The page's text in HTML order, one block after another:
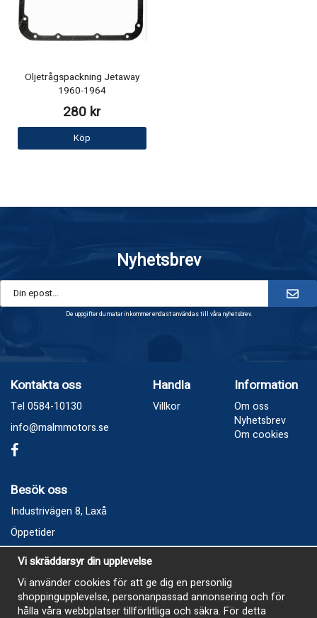
Oljetrågspackning Jetaway
1960-1964
280 kr
Köp
Nyhetsbrev
De uppgifter du matar in kommer endast användas till våra nyhetsbrev.
Kontakta oss
Tel 0584-10130
info@malmmotors.se
Handla
Villkor
Information
Om oss
Nyhetsbrev
Om cookies
Besök oss
Industrivägen 8, Laxå
Öppetider
Vecka 32
Måndag kl 9-12, kl 13 - 15
Onsdag kl 9-12, kl 13 - 15
Tisdag, Tordag och Fredag stängt
Vi skräddarsyr din upplevelse
Vi använder cookies för att ge dig en personlig
shoppingupplevelse, personanpassad annonsering och för
hålla våra webbplatser tillförlitliga och säkra. För detta